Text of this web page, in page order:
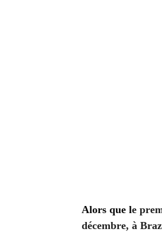
Alors que le
décembre, à